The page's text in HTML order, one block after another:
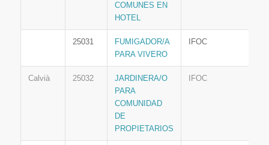
COMUNES EN
HOTEL
25031
FUMIGADOR/A
PARA VIVERO
IFOC
Calvià 25032
JARDINERA/O
PARA
COMUNIDAD
DE
PROPIETARIOS
IFOC